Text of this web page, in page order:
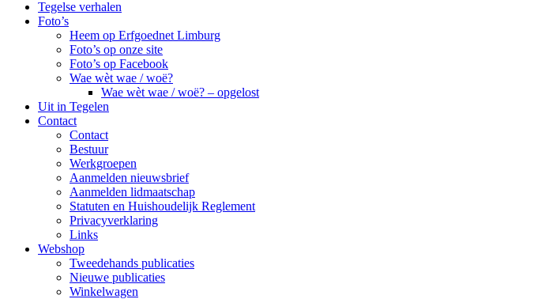
Tegelse verhalen
Foto’s
Heem op Erfgoednet Limburg
Foto’s op onze site
Foto’s op Facebook
Wae wèt wae / woë?
Wae wèt wae / woë? – opgelost
Uit in Tegelen
Contact
Contact
Bestuur
Werkgroepen
Aanmelden nieuwsbrief
Aanmelden lidmaatschap
Statuten en Huishoudelijk Reglement
Privacyverklaring
Links
Webshop
Tweedehands publicaties
Nieuwe publicaties
Winkelwagen